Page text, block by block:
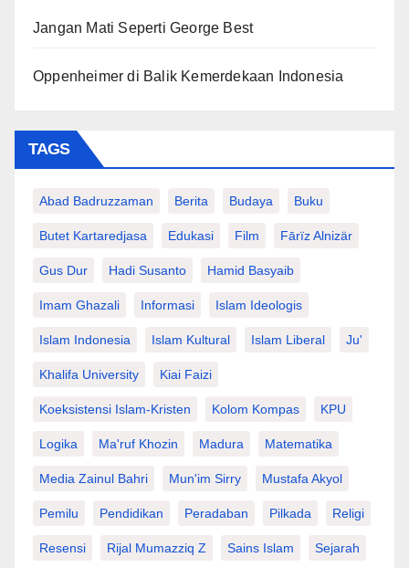
Jangan Mati Seperti George Best
Oppenheimer di Balik Kemerdekaan Indonesia
TAGS
Abad Badruzzaman Berita Budaya Buku
Butet Kartaredjasa Edukasi Film Fārïz Alnizär
Gus Dur Hadi Susanto Hamid Basyaib
Imam Ghazali Informasi Islam Ideologis
Islam Indonesia Islam Kultural Islam Liberal Ju'
Khalifa University Kiai Faizi
Koeksistensi Islam-Kristen Kolom Kompas KPU
Logika Ma'ruf Khozin Madura Matematika
Media Zainul Bahri Mun'im Sirry Mustafa Akyol
Pemilu Pendidikan Peradaban Pilkada Religi
Resensi Rijal Mumazziq Z Sains Islam Sejarah